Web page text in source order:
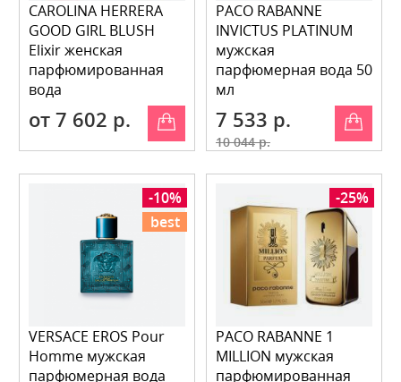
CAROLINA HERRERA
GOOD GIRL BLUSH
Elixir женская
парфюмированная
вода
от 7 602 р.
PACO RABANNE
INVICTUS PLATINUM
мужская
парфюмерная вода 50
мл
7 533 р.
10 044 р.
-10%
best
VERSACE EROS Pour
Homme мужская
парфюмерная вода
-25%
PACO RABANNE 1
MILLION мужская
парфюмированная